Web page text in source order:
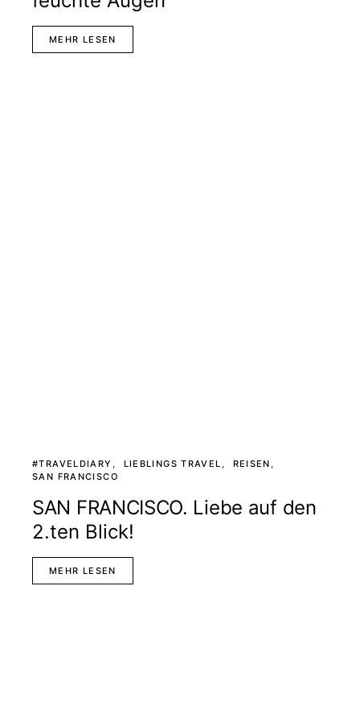
MEHR LESEN
#TRAVELDIARY LIEBLINGS TRAVEL
REISEN
SAN FRANCISCO
SAN FRANCISCO. Liebe auf den
2.ten Blick!
MEHR LESEN